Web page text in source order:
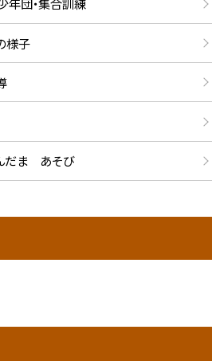
様子
だま あそび